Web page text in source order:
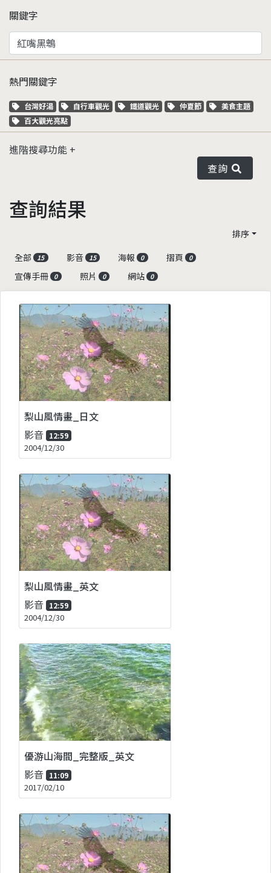
關鍵字
熱門關鍵字
關鍵字標籤
台灣好湯 關鍵字標籤
自行車觀光 關鍵字標籤
鐵道觀光 關鍵字標籤
仲夏節 關鍵字標籤
美食主題
關鍵字標籤
百大觀光亮點
進階搜尋功能
查詢
查詢結果
排序
全部
15 影音 15 海報 0 摺頁 0
宣傳手冊 0 照片 0 網站 0
梨山風情畫_日文
影音 12:59
2004/12/30
梨山風情畫_英文
影音 12:59
2004/12/30
優游山海間_完整版_英文
影音 11:09
2017/02/10